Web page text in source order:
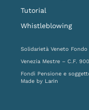
Tutorial
Whistleblowing
Solidarietà Veneto Fondo
Venezia Mestre – C.F.
Fondi Pensione e
Made by Larin